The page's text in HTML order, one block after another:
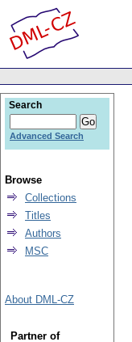
Search
Advanced Search
Browse
Collections
Titles
Authors
MSC
About DML-CZ
Partner of